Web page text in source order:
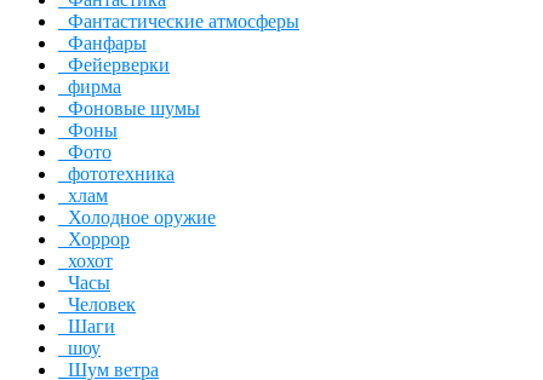
Фантастические атмосферы
Фанфары
Фейерверки
фирма
Фоновые шумы
Фоны
Фото
фототехника
хлам
Холодное оружие
Хоррор
хохот
Часы
Человек
Шаги
шоу
Шум ветра